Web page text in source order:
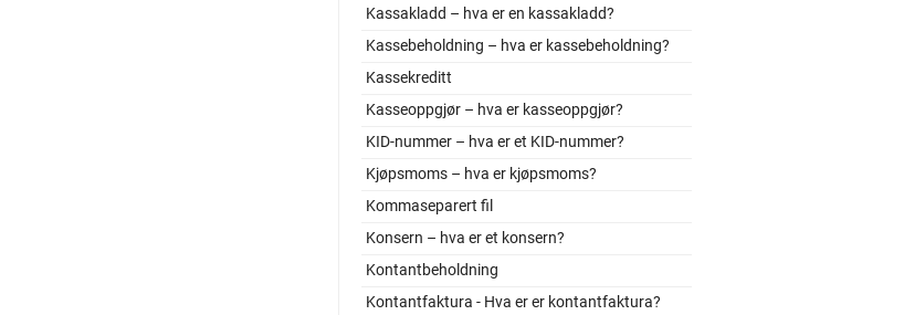
Kassakladd – hva er en kassakladd?
Kassebeholdning – hva er kassebeholdning?
Kassekreditt
Kasseoppgjør – hva er kasseoppgjør?
KID-nummer – hva er et KID-nummer?
Kjøpsmoms – hva er kjøpsmoms?
Kommaseparert fil
Konsern – hva er et konsern?
Kontantbeholdning
Kontantfaktura - Hva er er kontantfaktura?